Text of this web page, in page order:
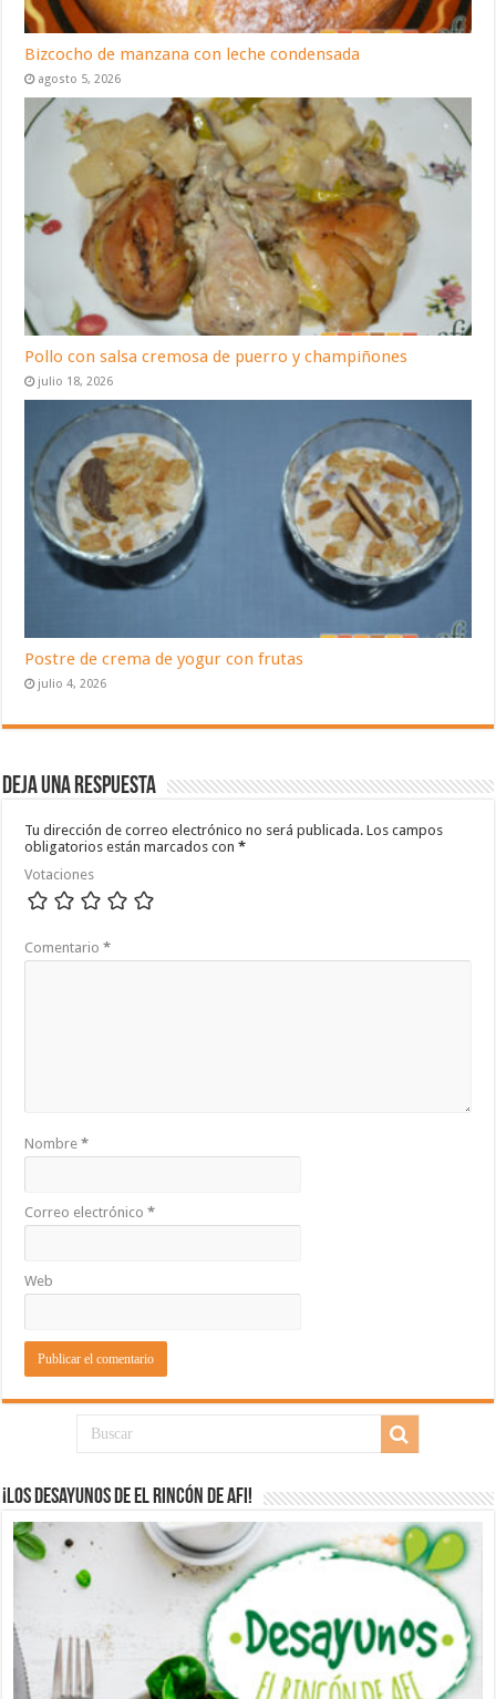
Bizcocho de manzana con leche condensada
agosto 5, 2026
Pollo con salsa cremosa de puerro y champiñones
julio 18, 2026
Postre de crema de yogur con frutas
julio 4, 2026
Deja una respuesta
Tu dirección de correo electrónico no será publicada. Los campos
obligatorios están marcados con*
Votaciones
Comentario*
Nombre*
Correo electrónico*
Web
¡Los desayunos de El Rincón de Afi!